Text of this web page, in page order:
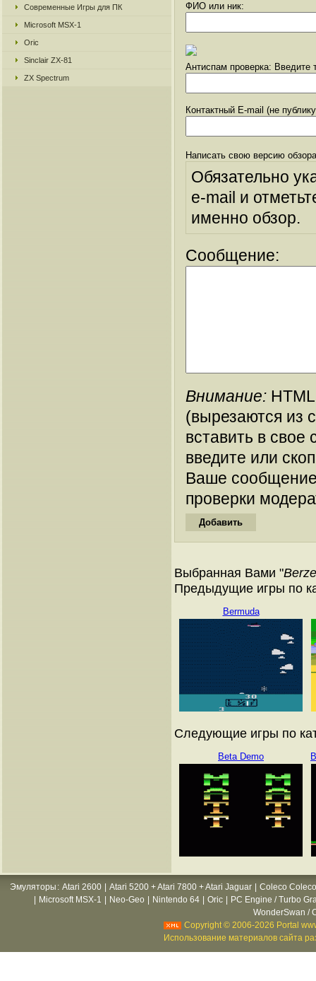
Современные Игры для ПК
Microsoft MSX-1
Oric
Sinclair ZX-81
ZX Spectrum
ФИО или ник:
Антиспам проверка: Введите
Контактный E-mail (не
Написать свою версию
Обязательно
e-mail и
именно обзор.
Сообщение:
Внимание:
(вырезаются из
вставить в
введите или
Ваше
проверки
Выбранная Вами "
Предыдущие игры по
Bermuda
Следующие игры по
Beta Demo
Эмуляторы : Atari 2600 Atari 5200 + Atari 7800 + Atari Jaguar
Coleco
Microsoft MSX-1 Neo-Geo Nintendo 64 Oric
PC Engine / Turbo
WonderSwan /
Copyright © 2006-2026 Portal
Использование материалов сайта